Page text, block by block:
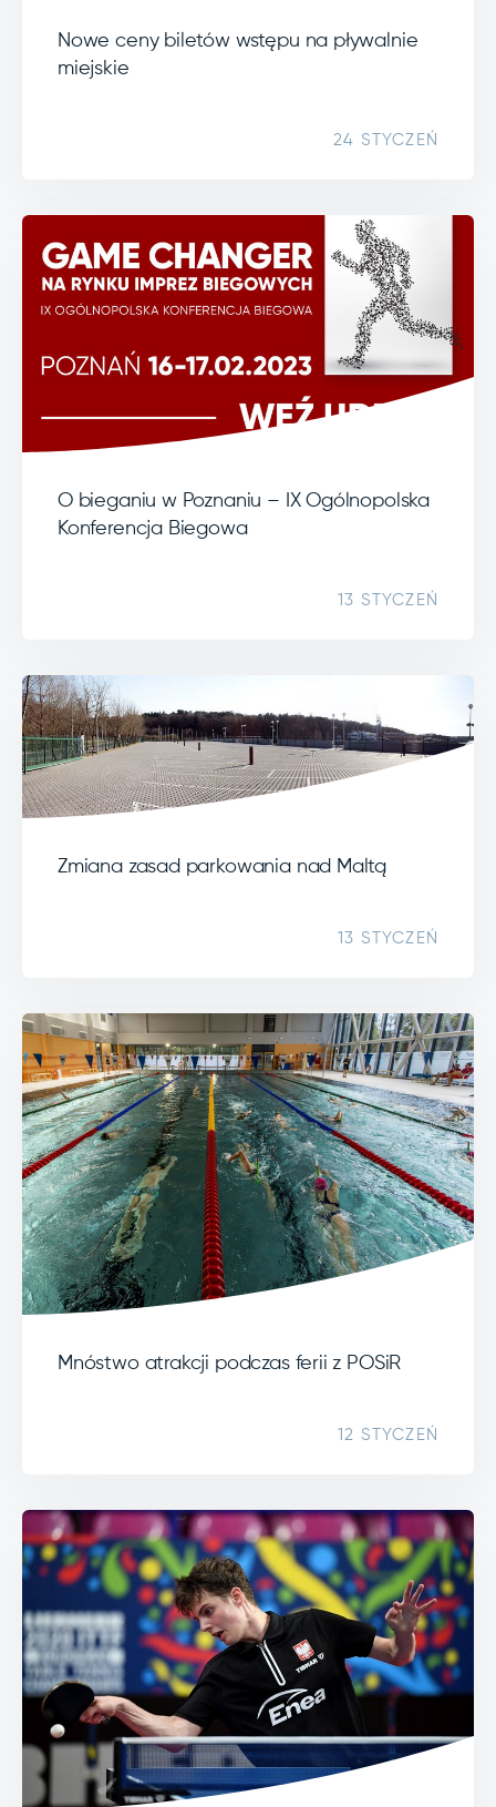
Nowe ceny biletów wstępu na pływalnie
miejskie
24 STYCZEŃ
O bieganiu w Poznaniu – IX Ogólnopolska
Konferencja Biegowa
13 STYCZEŃ
Zmiana zasad parkowania nad Maltą
13 STYCZEŃ
Mnóstwo atrakcji podczas ferii z POSiR
12 STYCZEŃ